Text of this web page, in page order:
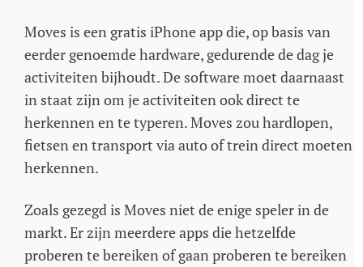
Moves is een gratis iPhone app die, op basis van
eerder genoemde hardware, gedurende de dag je
activiteiten bijhoudt. De software moet daarnaast
in staat zijn om je activiteiten ook direct te
herkennen en te typeren. Moves zou hardlopen,
fietsen en transport via auto of trein direct moeten
herkennen.
Zoals gezegd is Moves niet de enige speler in de
markt. Er zijn meerdere apps die hetzelfde
proberen te bereiken of gaan proberen te bereiken